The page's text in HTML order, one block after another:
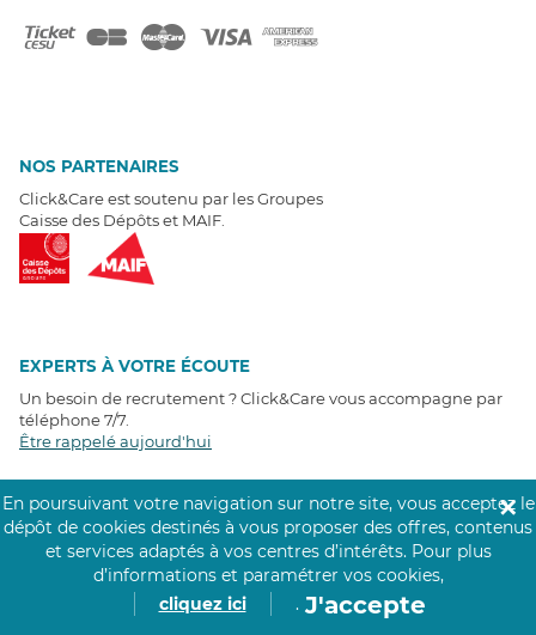
NOS PARTENAIRES
Click&Care est soutenu par les Groupes
Caisse des Dépôts et MAIF.
EXPERTS À VOTRE ÉCOUTE
Un besoin de recrutement ? Click&Care vous accompagne par
téléphone 7/7
Être rappelé aujourd'hui
T ÉMOIGNAGES CLIENTS
4,6/5
Avis clients récoltés sur
Google
En poursuivant votre navigation sur notre site, vous acceptez le
dépôt de cookies destinés à vous proposer des offres, contenus
et services adaptés à vos centres d’intérêts. Pour plus
d’informations et paramétrer vos cookies,
cliquez ici
. J'accepte
✕